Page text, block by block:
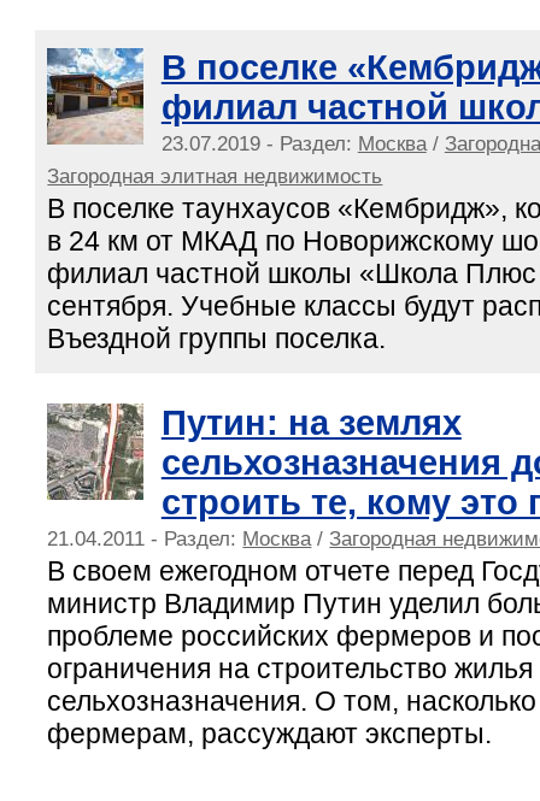
В поселке
филиал частной
23.07.2019 - Раздел: Москва/
Загородная элитная недвижимость
В поселке таунхаусов «Кембридж»,
в 24 км от МКАД по Новорижскому
филиал частной школы «Школа Плюс
сентября. Учебные классы будут
Въездной группы поселка.
Путин: на землях
сельхозназначения
строить те, кому это
21.04.2011 - Раздел: Москва /Загородная
В своем ежегодном отчете перед
министр Владимир Путин уделил
проблеме российских фермеров и
ограничения на строительство
сельхозназначения. О том,
фермерам, рассуждают эксперты.